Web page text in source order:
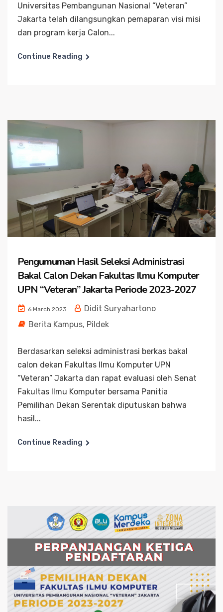
Universitas Pembangunan Nasional “Veteran”
Jakarta telah dilangsungkan pemaparan visi misi
dan program kerja Calon...
Continue Reading
Pengumuman Hasil Seleksi Administrasi
Bakal Calon Dekan Fakultas Ilmu Komputer
UPN “Veteran” Jakarta Periode 2023-2027
6 March 2023
Didit Suryahartono
Berita Kampus, Pildek
Berdasarkan seleksi administrasi berkas bakal
calon dekan Fakultas Ilmu Komputer UPN
“Veteran” Jakarta dan rapat evaluasi oleh Senat
Fakultas Ilmu Komputer bersama Panitia
Pemilihan Dekan Serentak diputuskan bahwa
hasil...
Continue Reading